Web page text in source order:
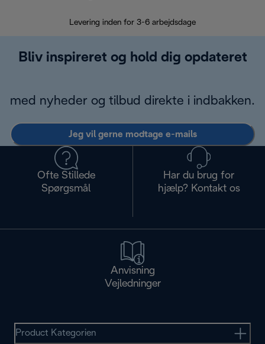
Levering inden for 3-6 arbejdsdage
Bliv inspireret og hold dig opdateret
med nyheder og tilbud direkte i indbakken.
Jeg vil gerne modtage e-mails
Ofte Stillede
Spørgsmål
Har du brug for
hjælp? Kontakt os
Anvisning
Vejledninger
Product Kategorien